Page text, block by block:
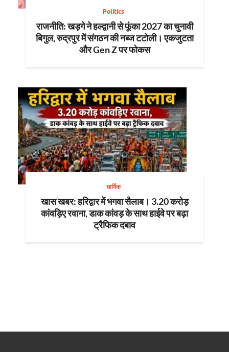
Politics
राजनीति: खड़गे ने हल्द्वानी से फूंका 2027 का चुनावी
बिगुल, रुद्रपुर में संगठन की नब्ज टटोली। एकजुटता
और Gen Z पर फोकस
धार्मिक
खास खबर: हरिद्वार में भगवा सैलाब। 3.20 करोड़
कांवड़िए रवाना, डाक कांवड़ के साथ हाईवे पर बढ़ा
ट्रैफिक दबाव